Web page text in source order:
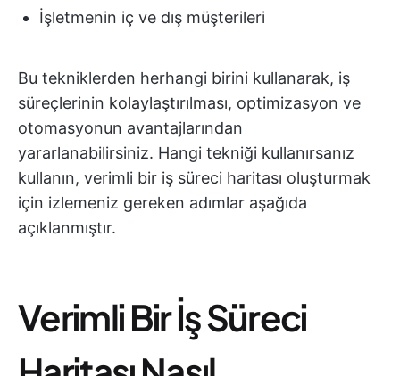
İşletmenin iç ve dış müşterileri
Bu tekniklerden herhangi birini kullanarak, iş
süreçlerinin kolaylaştırılması, optimizasyon ve
otomasyonun avantajlarından
yararlanabilirsiniz. Hangi tekniği kullanırsanız
kullanın, verimli bir iş süreci haritası oluşturmak
için izlemeniz gereken adımlar aşağıda
açıklanmıştır.
Verimli Bir İş Süreci